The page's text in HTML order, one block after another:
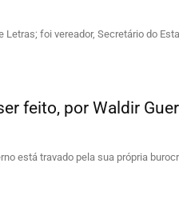
foi vereador, Secretário do
feito, por Waldir
está travado pela sua própria